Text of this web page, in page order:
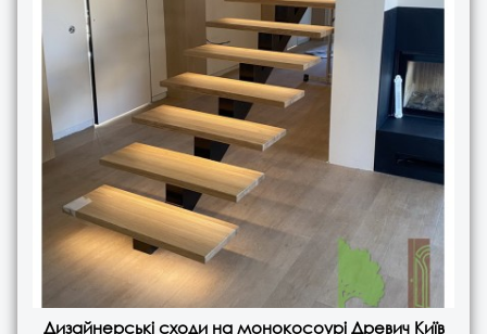
Дизайнерські сходи на монокосоурі Древич Київ